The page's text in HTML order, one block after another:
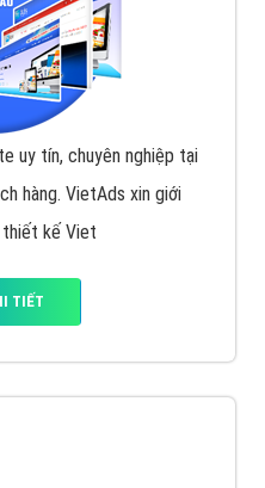
uy tín, chuyên nghiệp tại
hàng. VietAds xin giới
kế Viet
TIẾT